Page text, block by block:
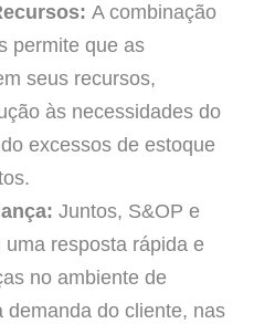
A combinação
permite que as
seus recursos,
às necessidades do
excessos de estoque
Juntos, S&OP e
resposta rápida e
no ambiente de
demanda do cliente, nas